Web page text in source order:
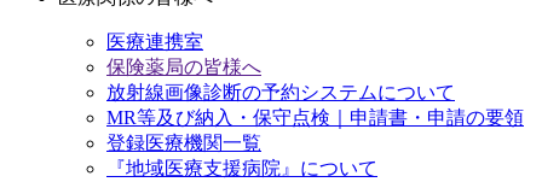
医療連携室
保険薬局の皆様へ
放射線画像診断の予約システムについて
MR等及び納入・保守点検｜申請書・申請の要領
登録医療機関一覧
『地域医療支援病院』について